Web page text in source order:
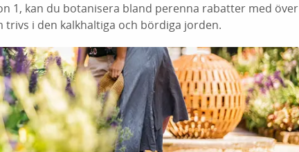
1, kan du botanisera bland perenna rabatter med över
i den kalkhaltiga och bördiga jorden.